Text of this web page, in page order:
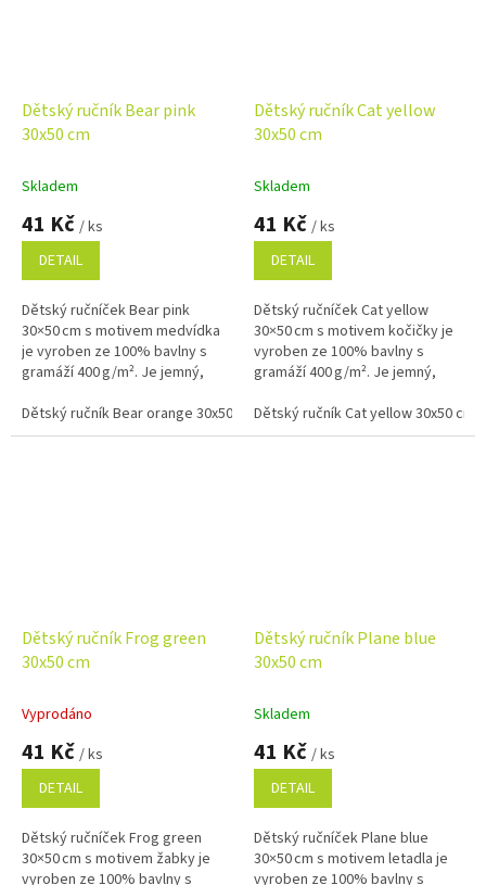
Dětský ručník Bear pink
30x50 cm
Skladem
41 Kč / ks
DETAIL
Dětský ručníček Bear pink
30×50 cm s motivem medvídka
je vyroben ze 100% bavlny s
gramáží 400 g/m². Je jemný,
použití doma, ve školce i na
cestách.
Dětský ručník Bear orange 30x50 cm Dětský ručník Bear pink 30x50
Dětský ručník Cat yellow
30x50 cm
Skladem
41 Kč / ks
DETAIL
Dětský ručníček Cat yellow
30×50 cm s motivem kočičky je
vyroben ze 100% bavlny s
gramáží 400 g/m². Je jemný,
použití doma, ve školce i na
cestách.
Dětský ručník Cat yellow 30x50 cm
Dětský ručník Frog green
30x50 cm
Vyprodáno
41 Kč / ks
DETAIL
Dětský ručníček Frog green
30×50 cm s motivem žabky je
vyroben ze 100% bavlny s
Dětský ručník Plane blue
30x50 cm
Skladem
41 Kč / ks
DETAIL
Dětský ručníček Plane blue
30×50 cm s motivem letadla je
vyroben ze 100% bavlny s